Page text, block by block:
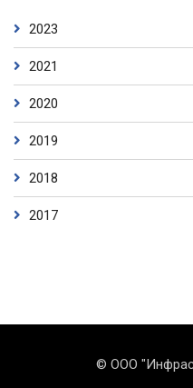
2023
2021
2020
2019
2018
2017
© ООО